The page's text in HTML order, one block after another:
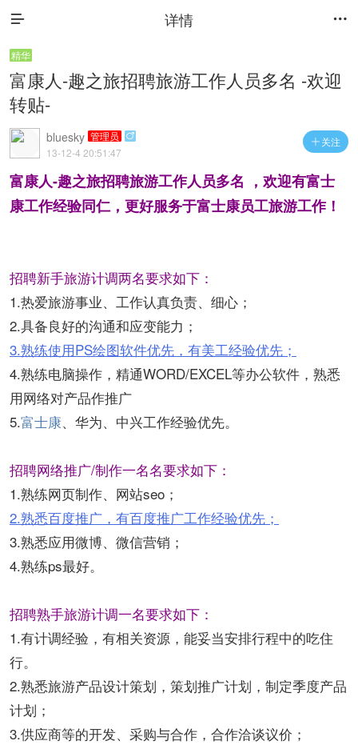
 详情 
精华
富康人-趣之旅招聘旅游工作人员多名 -欢迎
转贴-
 关注
bluesky 管理员 
13-12-4 20:51:47
富康人-趣之旅招聘旅游工作人员多名 ，欢迎有富士
康工作经验同仁，更好服务于富士康员工旅游工作！
招聘新手旅游计调两名要求如下：
1.热爱旅游事业、工作认真负责、细心；
2.具备良好的沟通和应变能力；
3.熟练使用PS绘图软件优先，有美工经验优先；
4.熟练电脑操作，精通WORD/EXCEL等办公软件，熟悉
用网络对产品作推广
5.富士康、华为、中兴工作经验优先。
招聘网络推广/制作一名名要求如下：
1.熟练网页制作、网站seo；
2.熟悉百度推广，有百度推广工作经验优先；
3.熟悉应用微博、微信营销；
4.熟练ps最好。
招聘熟手旅游计调一名要求如下：
1.有计调经验，有相关资源，能妥当安排行程中的吃住
行。
2.熟悉旅游产品设计策划，策划推广计划，制定季度产品
计划；
3.供应商等的开发、采购与合作，合作洽谈议价；